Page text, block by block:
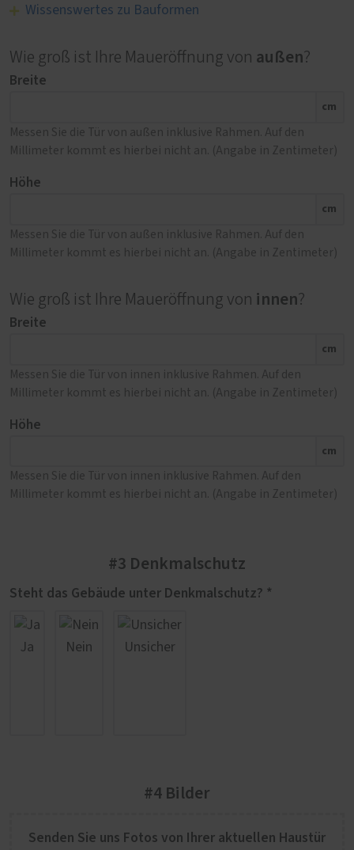
Wissenswertes zu Bauformen
Wie groß ist Ihre Maueröffnung von außen?
Breite
cm
Messen Sie die Tür von außen inklusive Rahmen. Auf den
Millimeter kommt es hierbei nicht an. (Angabe in Zentimeter)
Höhe
cm
Messen Sie die Tür von außen inklusive Rahmen. Auf den
Millimeter kommt es hierbei nicht an. (Angabe in Zentimeter)
Wie groß ist Ihre Maueröffnung von innen?
Breite
cm
Messen Sie die Tür von innen inklusive Rahmen. Auf den
Millimeter kommt es hierbei nicht an. (Angabe in Zentimeter)
Höhe
cm
Messen Sie die Tür von innen inklusive Rahmen. Auf den
Millimeter kommt es hierbei nicht an. (Angabe in Zentimeter)
#3 Denkmalschutz
Steht das Gebäude unter Denkmalschutz? *
Ja Nein Unsicher
#4 Bilder
Senden Sie uns Fotos von Ihrer aktuellen Haustür